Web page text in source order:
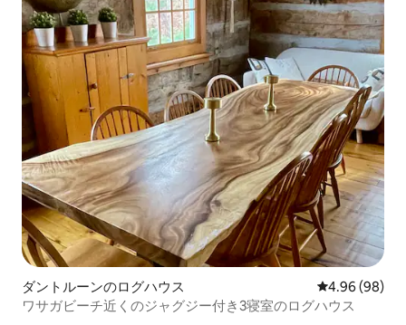
ダントルーンのログハウス レビュー98件
4.96 (98)
ワサガビーチ近くのジャグジー付き3寝室のログハウス